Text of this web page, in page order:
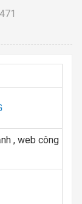
471
, web công